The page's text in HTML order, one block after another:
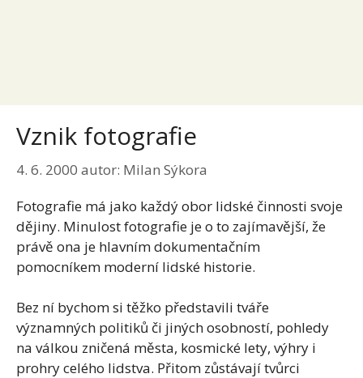
Vznik fotografie
4. 6. 2000 autor: Milan Sýkora
Fotografie má jako každý obor lidské činnosti svoje
dějiny. Minulost fotografie je o to zajímavější, že
právě ona je hlavním dokumentačním
pomocníkem moderní lidské historie.
Bez ní bychom si těžko představili tváře
významných politiků či jiných osobností, pohledy
na válkou zničená města, kosmické lety, výhry i
prohry celého lidstva. Přitom zůstávají tvůrci